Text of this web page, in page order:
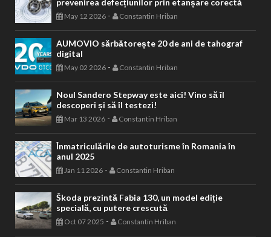
prevenirea defecțiunilor prin etanșare corectă
May 12 2026 - Constantin Hriban
AUMOVIO sărbătorește 20 de ani de tahograf
digital
May 02 2026 - Constantin Hriban
Noul Sandero Stepway este aici! Vino să îl
descoperi și să îl testezi!
Mar 13 2026 - Constantin Hriban
Înmatriculările de autoturisme în Romania în
anul 2025
Jan 11 2026 - Constantin Hriban
Škoda prezintă Fabia 130, un model ediție
specială, cu putere crescută
Oct 07 2025 - Constantin Hriban